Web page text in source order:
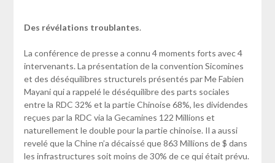
Des révélations troublantes.
La conférence de presse a connu 4 moments forts avec 4
intervenants. La présentation de la convention Sicomines
et des déséquilibres structurels présentés par Me Fabien
Mayani qui a rappelé le déséquilibre des parts sociales
entre la RDC 32% et la partie Chinoise 68%, les dividendes
reçues par la RDC via la Gecamines 122 Millions et
naturellement le double pour la partie chinoise. Il a aussi
revelé que la Chine n’a décaissé que 863 Millions de $ dans
les infrastructures soit moins de 30% de ce qui était prévu.